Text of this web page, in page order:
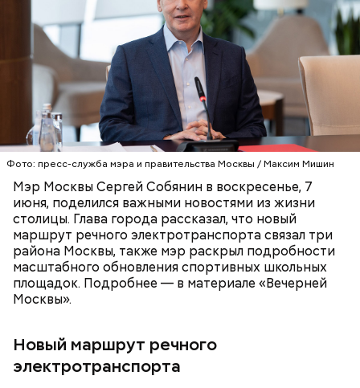
Фото: пресс-служба мэра и правительства Москвы / Максим Мишин
Мэр Москвы Сергей Собянин в воскресенье, 7
июня, поделился важными новостями из жизни
столицы. Глава города рассказал, что новый
маршрут речного электротранспорта связал три
района Москвы, также мэр раскрыл подробности
масштабного обновления спортивных школьных
площадок. Подробнее — в материале «Вечерней
Москвы».
Новый маршрут речного
электротранспорта